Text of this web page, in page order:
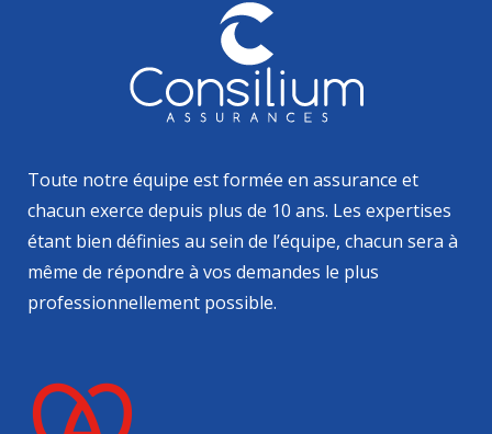
Toute notre équipe est formée en assurance et
chacun exerce depuis plus de 10 ans. Les expertises
étant bien définies au sein de l’équipe, chacun sera à
même de répondre à vos demandes le plus
professionnellement possible.